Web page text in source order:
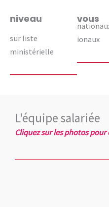
niveau
sur liste
ministérielle
vous
ionaux
L'équipe salariée
Cliquez sur les photos pour